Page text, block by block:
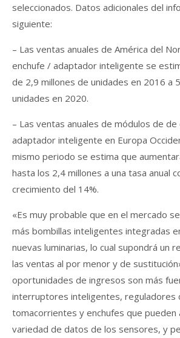
seleccionados. Datos adicionales del
siguiente:
– Las ventas anuales de América del
enchufe / adaptador inteligente se
de 2,9 millones de unidades en 2016 a
unidades en 2020.
– Las ventas anuales de módulos de
adaptador inteligente en Europa
mismo periodo se estima que
hasta los 2,4 millones a una tasa anual
crecimiento del 14%.
«Es muy probable que en el mercado
más bombillas inteligentes integradas
nuevas luminarias, lo cual supondrá un
las ventas al por menor y de
oportunidades de ingresos son más
interruptores inteligentes, reguladores
tomacorrientes y enchufes que pueden
variedad de datos de los sensores, y